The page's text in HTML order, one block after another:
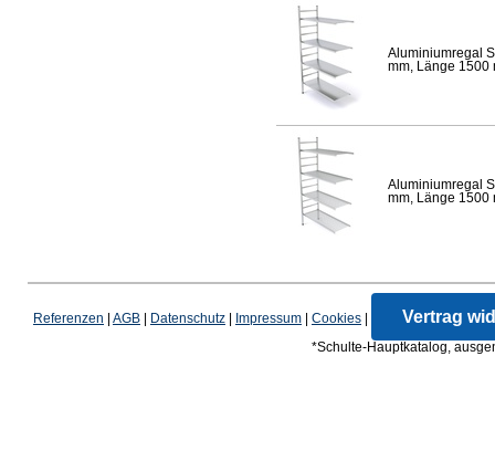
Aluminiumregal
mm, Länge 1500
Aluminiumregal
mm, Länge 1500
Referenzen AGB Datenschutz Impressum Cookies Vertrag
*Schulte-Hauptkatalog,